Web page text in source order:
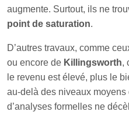
augmente. Surtout, ils ne
point de saturation.
D’autres travaux, comme
ou encore de Killingsworth,
le revenu est élevé, plus le
au‑delà des niveaux
d’analyses formelles ne